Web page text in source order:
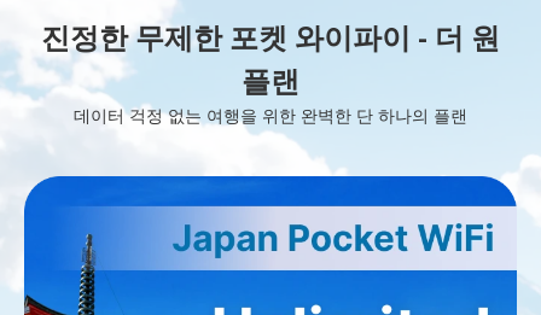
진정한 무제한 포켓 와이파이 - 더 원
플랜
데이터 걱정 없는 여행을 위한 완벽한 단 하나의 플랜